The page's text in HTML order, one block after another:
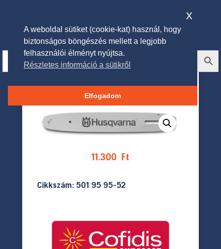
Husqvarna vezetőlemez 14″
35cm, 3/8″ 1.1mm 52 szem
11.300 Ft
Cikkszám: 501 95 95-52
A weboldal sütiket (cookie-kat) használ, hogy
biztonságos böngészés mellett a legjobb
felhasználói élményt nyújtsa.
Részletes információ a sütikről
Elfogadom
x